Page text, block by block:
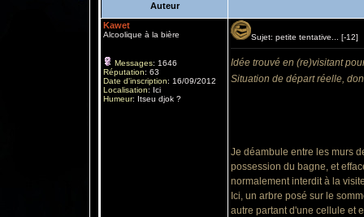
Auteur
Kawet
Alcoolique à la bière
Messages: 1646
Réputation: 63
Date d'inscription: 16/09/2012
Localisation: Ici
Humeur: Itseu djok ?
Sujet: petite tentative... [-12]
Idée trouvé en (re)visitant
Situation de départ réelle,
Je déambule entre les murs
possession du bagne, et
normalement interdit à la
Ici, un arbre posé sur le
autre partant d'une cellule et